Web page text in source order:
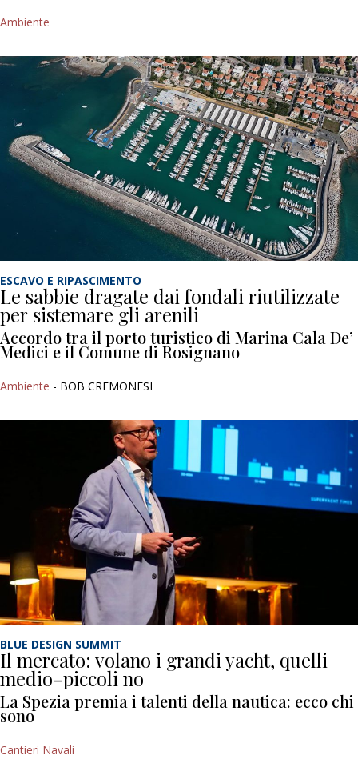
Ambiente
ESCAVO E RIPASCIMENTO
Le sabbie dragate dai fondali riutilizzate
per sistemare gli arenili
Accordo tra il porto turistico di Marina Cala De’
Medici e il Comune di Rosignano
Ambiente - BOB CREMONESI
BLUE DESIGN SUMMIT
Il mercato: volano i grandi yacht, quelli
medio-piccoli no
La Spezia premia i talenti della nautica: ecco chi
sono
Cantieri Navali